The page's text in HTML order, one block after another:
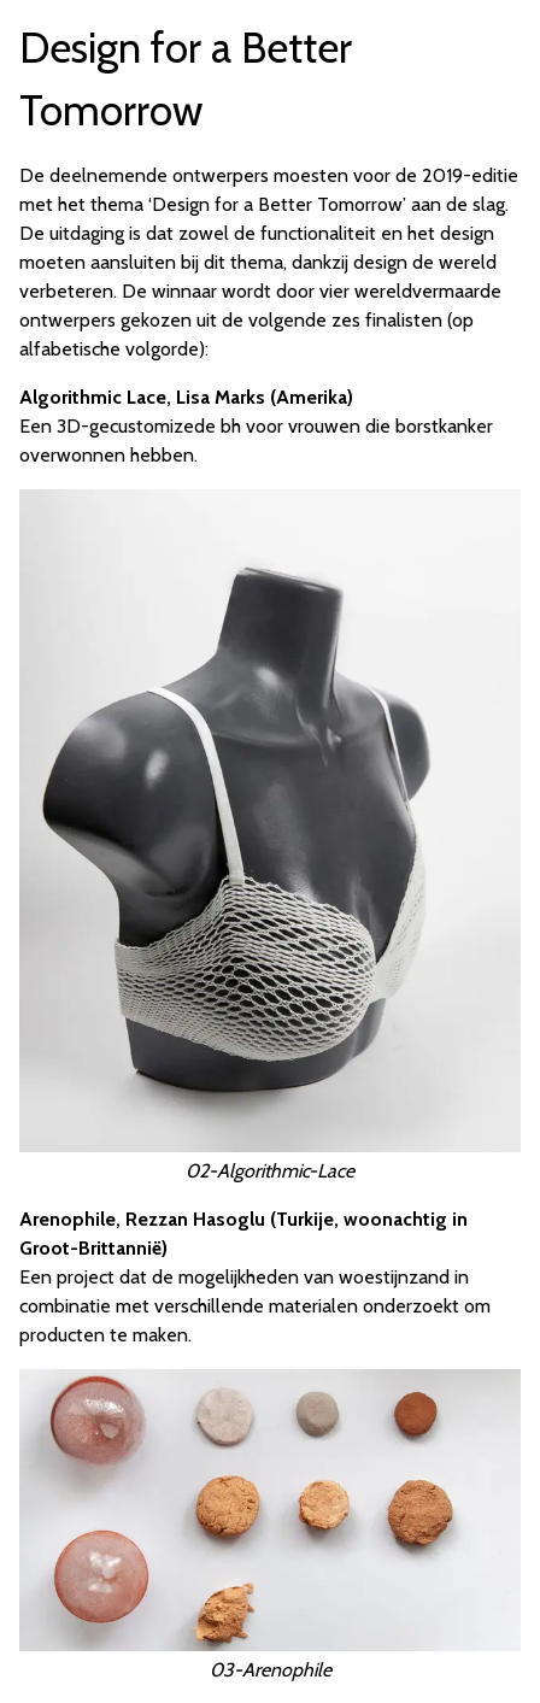
Design for a Better
Tomorrow
De deelnemende ontwerpers moesten voor de 2019-editie
met het thema ‘Design for a Better Tomorrow’ aan de slag.
De uitdaging is dat zowel de functionaliteit en het design
moeten aansluiten bij dit thema, dankzij design de wereld
verbeteren. De winnaar wordt door vier wereldvermaarde
ontwerpers gekozen uit de volgende zes finalisten (op
alfabetische volgorde):
Algorithmic Lace, Lisa Marks (Amerika)
Een 3D-gecustomizede bh voor vrouwen die borstkanker
overwonnen hebben.
02-Algorithmic-Lace
Arenophile, Rezzan Hasoglu (Turkije, woonachtig in
Groot-Brittannië)
Een project dat de mogelijkheden van woestijnzand in
combinatie met verschillende materialen onderzoekt om
producten te maken.
03-Arenophile